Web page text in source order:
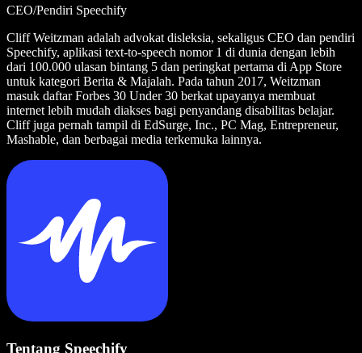
CEO/Pendiri Speechify
Cliff Weitzman adalah advokat disleksia, sekaligus CEO dan pendiri
Speechify, aplikasi text-to-speech nomor 1 di dunia dengan lebih
dari 100.000 ulasan bintang 5 dan peringkat pertama di App Store
untuk kategori Berita & Majalah. Pada tahun 2017, Weitzman
masuk daftar Forbes 30 Under 30 berkat upayanya membuat
internet lebih mudah diakses bagi penyandang disabilitas belajar.
Cliff juga pernah tampil di EdSurge, Inc., PC Mag, Entrepreneur,
Mashable, dan berbagai media terkemuka lainnya.
Tentang Speechify